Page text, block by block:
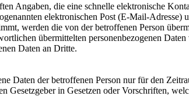
Angaben, die eine schnelle elektronische
elektronischen Post (E-Mail-Adresse)
werden die von der betroffenen Person
übermittelten personenbezogenen
Daten an Dritte.
Daten der betroffenen Person nur für den
Gesetzgeber in Gesetzen oder Vorschriften,